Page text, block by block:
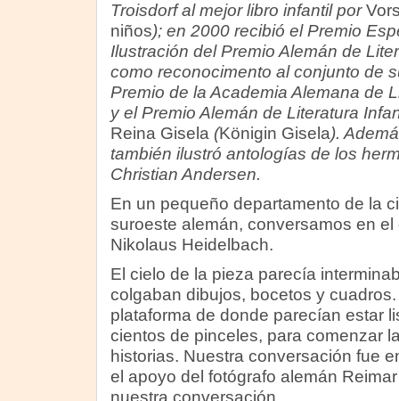
Troisdorf al mejor libro infantil por
niños); en 2000 recibió el Premio
Ilustración del Premio Alemán de
como reconocimento al conjunto de
Premio de la Academia Alemana de
y el Premio Alemán de Literatura
Reina Gisela (Königin Gisela).
también ilustró antologías de los
Christian Andersen.
En un pequeño departamento de la
suroeste alemán, conversamos en
Nikolaus Heidelbach.
El cielo de la pieza parecía
colgaban dibujos, bocetos y
plataforma de donde parecían estar
cientos de pinceles, para comenzar
historias. Nuestra conversación fue
el apoyo del fotógrafo alemán
nuestra conversación.